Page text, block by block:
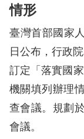
本
最
新
消
息
人
情形
臺灣首部國家
日公布，行政
訂定「落實國
機關填列辦理
查會議。規劃
會議。